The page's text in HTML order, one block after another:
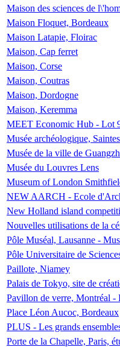
Maison des sciences de
Maison Floquet, Bordeaux
Maison Latapie, Floirac
Maison, Cap ferret
Maison, Corse
Maison, Coutras
Maison, Dordogne
Maison, Keremma
MEET Economic Hub - Lot
Musée archéologique, Saintes
Musée de la ville de
Musée du Louvres Lens
Museum of London
NEW AARCH - Ecole
New Holland island
Nouvelles utilisations de la
Pôle Muséal, Lausanne -
Pôle Universitaire de
Paillote, Niamey
Palais de Tokyo, site de
Pavillon de verre, Montréal -
Place Léon Aucoc, Bordeaux
PLUS - Les grands
Porte de la Chapelle, Paris,